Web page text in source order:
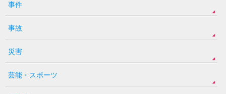
事件
事故
災害
芸能・スポーツ